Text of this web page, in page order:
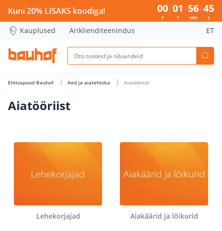
Kuni 20% LISAKS koodiga! 00
P
01
T
56
MIN
45
S
Kauplused Äriklienditeenindus ET
Ehituspood Bauhof Aed ja aiatehnika Aiatööriist
Aiatööriist
Lehekorjajad Aiakäärid ja lõikurid